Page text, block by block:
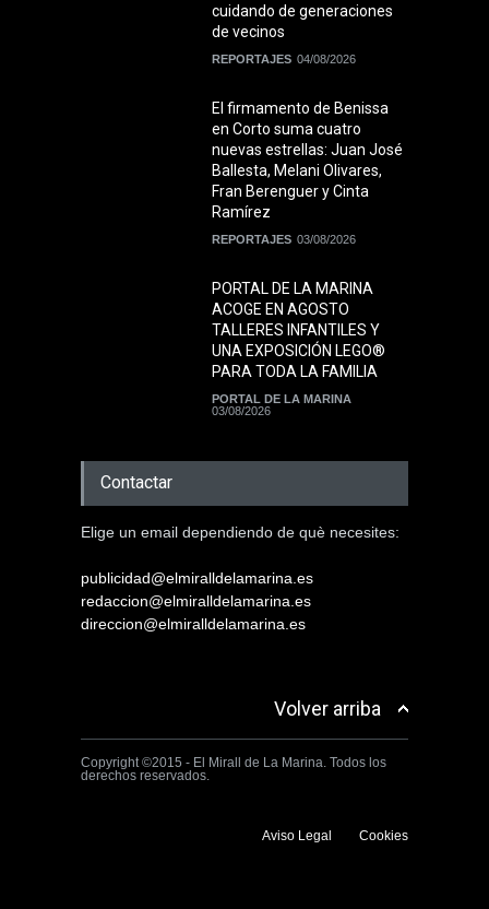
cuidando de generaciones
de vecinos
REPORTAJES 04/08/2026
El firmamento de Benissa
en Corto suma cuatro
nuevas estrellas: Juan José
Ballesta, Melani Olivares,
Fran Berenguer y Cinta
Ramírez
REPORTAJES 03/08/2026
PORTAL DE LA MARINA
ACOGE EN AGOSTO
TALLERES INFANTILES Y
UNA EXPOSICIÓN LEGO®
PARA TODA LA FAMILIA
PORTAL DE LA MARINA
03/08/2026
Contactar
Elige un email dependiendo de què necesites:
publicidad@elmiralldelamarina.es
redaccion@elmiralldelamarina.es
direccion@elmiralldelamarina.es
Volver arriba
Copyright ©2015 - El Mirall de La Marina. Todos los
derechos reservados.
Aviso Legal Cookies